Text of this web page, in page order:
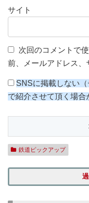
サイト
次回のコメントで
前、メールアドレス、
SNSに掲載しない
で紹介させて頂く場合
鉄道ピックアップ